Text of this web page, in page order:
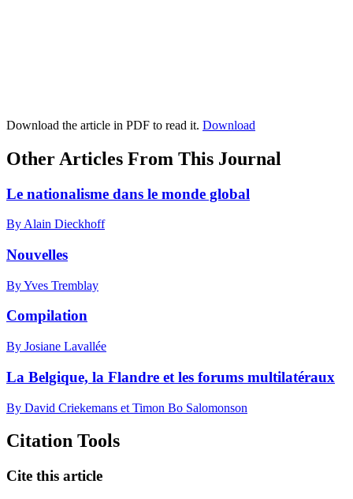
Download the article in PDF to read it. Download
Other Articles From This Journal
Le nationalisme dans le monde global
By Alain Dieckhoff
Nouvelles
By Yves Tremblay
Compilation
By Josiane Lavallée
La Belgique, la Flandre et les forums multilatéraux
By David Criekemans et Timon Bo Salomonson
Citation Tools
Cite this article